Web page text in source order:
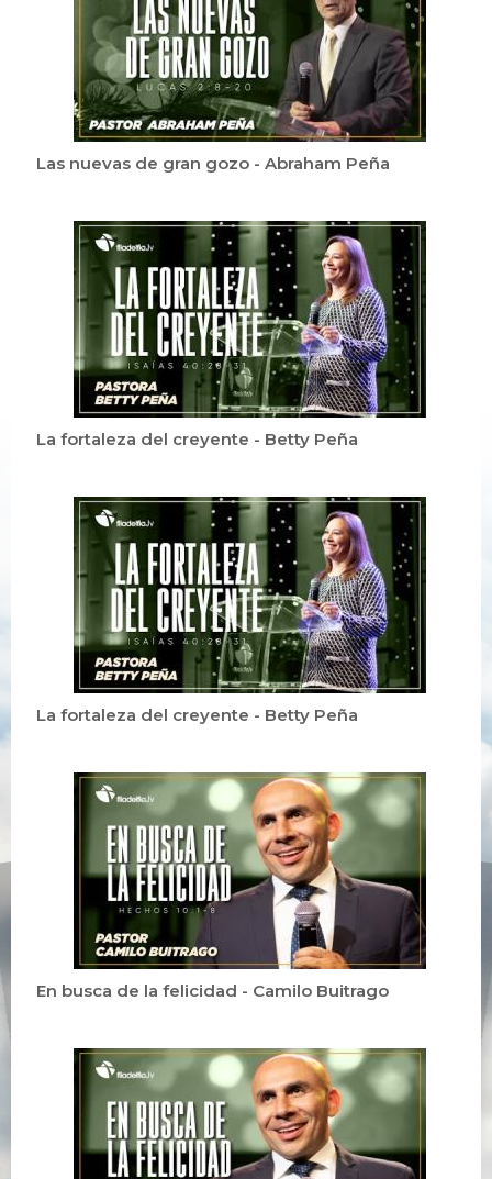
Las nuevas de gran gozo - Abraham Peña
La fortaleza del creyente - Betty Peña
La fortaleza del creyente - Betty Peña
En busca de la felicidad - Camilo Buitrago